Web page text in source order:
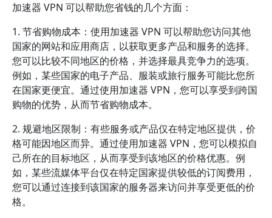
加速器 VPN 可以帮助您省钱的几个方面：
1. 节省购物成本：使用加速器 VPN 可以帮助您访问其他
国家的网站和应用商店，以获取更多产品和服务的选择。
您可以比较不同地区的价格，并选择最具竞争力的选项。
例如，某些国家的电子产品、服装或旅行服务可能比您所
在国家更便宜。通过使用加速器 VPN，您可以享受到跨国
购物的优势，从而节省购物成本。
2. 规避地区限制：有些服务或产品仅在特定地区提供，价
格可能因地区而异。通过使用加速器 VPN，您可以模拟自
己所在的目标地区，从而享受到该地区的价格优惠。例
如，某些流媒体平台仅在特定国家提供较低的订阅费用，
您可以通过连接到该国家的服务器来访问并享受更低的价
格。